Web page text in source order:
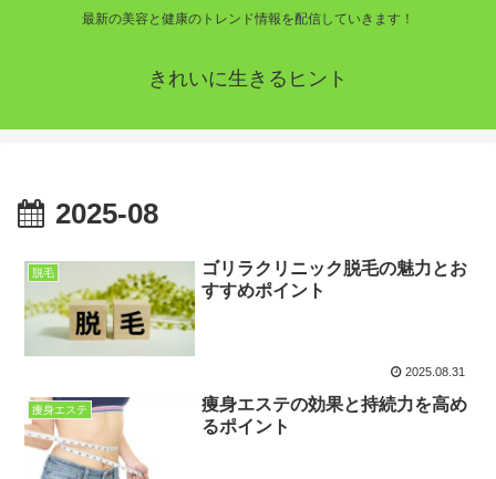
最新の美容と健康のトレンド情報を配信していきます！
きれいに生きるヒント
2025-08
脱毛
ゴリラクリニック脱毛の魅力とお
すすめポイント
2025.08.31
痩身エステ
痩身エステの効果と持続力を高め
るポイント